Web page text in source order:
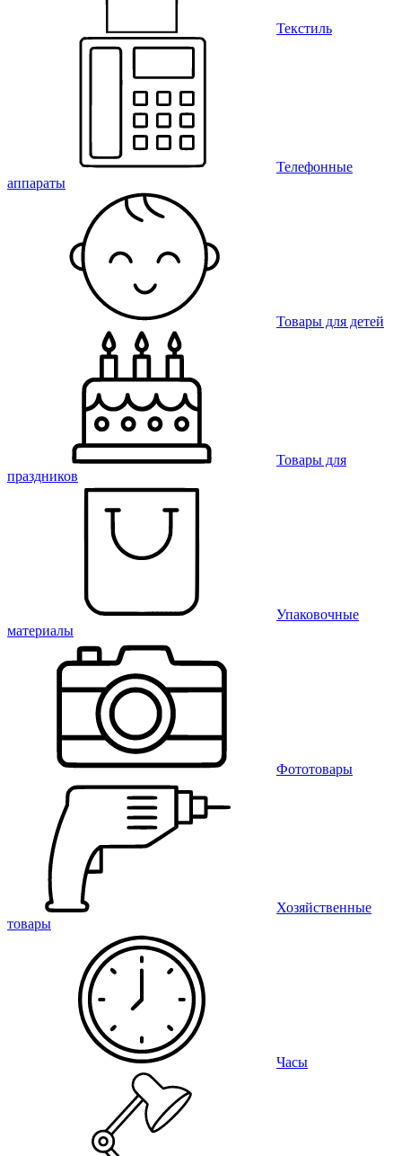
Текстиль
Телефонные
аппараты
Товары для детей
Товары для
праздников
Упаковочные
материалы
Фототовары
Хозяйственные
товары
Часы